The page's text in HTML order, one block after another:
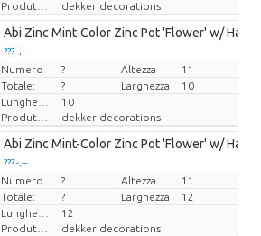
Produttore
dekker decorations
Abi Zinc Mint-Color Zinc Pot 'Flower' w/
??? -,--
Prezzo x uno
Numero ? Altezza
11
Totale:
? Larghezza
10
10
Produttore
dekker decorations
Abi Zinc Mint-Color Zinc Pot 'Flower' w/
??? -,--
Prezzo x uno
Numero ? Altezza
11
Totale:
? Larghezza
12
12
Produttore
dekker decorations